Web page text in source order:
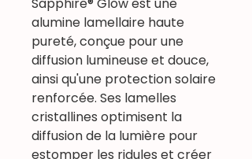
alumine lamellaire haute
pureté, conçue pour une
diffusion lumineuse et douce,
ainsi qu'une protection solaire
renforcée. Ses lamelles
cristallines optimisent la
diffusion de la lumière pour
estomper les ridules et créer